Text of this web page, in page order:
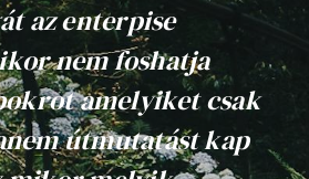
az enterpise
nem foshatja
amelyiket csak
útmutatást kap